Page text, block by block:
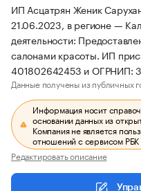
ИП Асцатрян Женик
21.06.2023, в регионе —
деятельности:
салонами красоты. ИП
401802642453 и ОГРНИП:
Данные получены из публичных
Информация носит
основании данных из
Компания не является
отношений с сервисом РБК
Редактировать описание